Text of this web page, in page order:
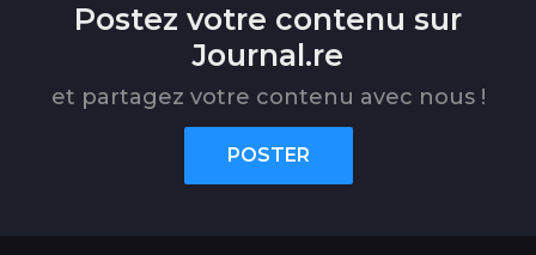
Postez votre contenu sur
Journal.re
et partagez votre contenu avec nous !
POSTER